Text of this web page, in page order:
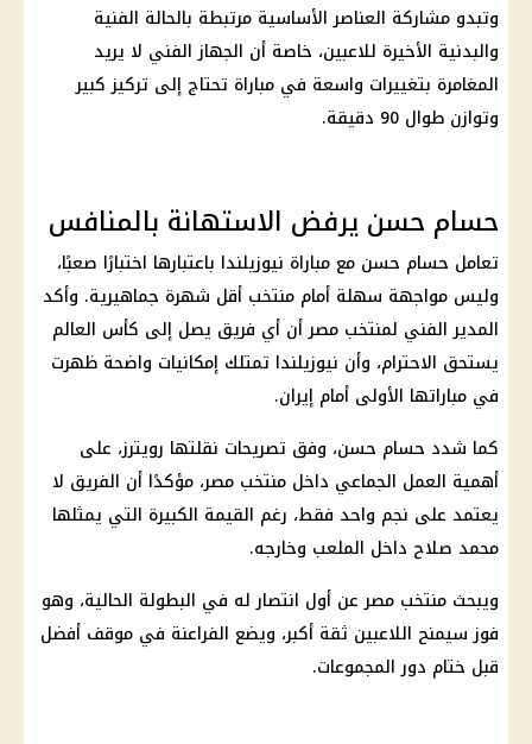
وتبدو مشاركة العناصر الأساسية مرتبطة بالحالة الفنية
والبدنية الأخيرة للاعبين، خاصة أن الجهاز الفني لا يريد
المغامرة بتغييرات واسعة في مباراة تحتاج إلى تركيز كبير
وتوازن طوال 90 دقيقة.
حسام حسن يرفض الاستهانة بالمنافس
تعامل حسام حسن مع مباراة نيوزيلندا باعتبارها اختبارًا صعبًا،
وليس مواجهة سهلة أمام منتخب أقل شهرة جماهيرية. وأكد
المدير الفني لمنتخب مصر أن أي فريق يصل إلى كأس العالم
يستحق الاحترام، وأن نيوزيلندا تمتلك إمكانيات واضحة ظهرت
في مباراتها الأولى أمام إيران.
كما شدد حسام حسن، وفق تصريحات نقلتها رويترز، على
أهمية العمل الجماعي داخل منتخب مصر، مؤكدًا أن الفريق لا
يعتمد على نجم واحد فقط، رغم القيمة الكبيرة التي يمثلها
محمد صلاح داخل الملعب وخارجه.
ويبحث منتخب مصر عن أول انتصار له في البطولة الحالية، وهو
فوز سيمنح اللاعبين ثقة أكبر، ويضع الفراعنة في موقف أفضل
قبل ختام دور المجموعات.